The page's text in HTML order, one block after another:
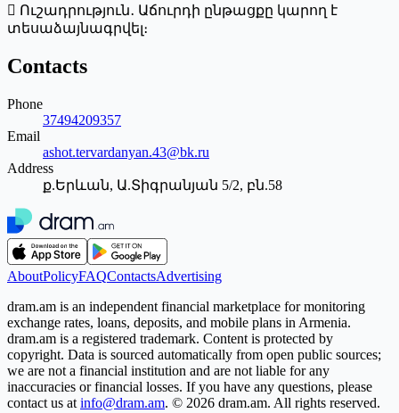
 Ուշադրություն․ Աճուրդի ընթացքը կարող է
տեսաձայնագրվել։
Contacts
Phone
37494209357
Email
ashot.tervardanyan.43@bk.ru
Address
ք.Երևան, Ա.Տիգրանյան 5/2, բն.58
AboutPolicyFAQContactsAdvertising
dram.am is an independent financial marketplace for monitoring
exchange rates, loans, deposits, and mobile plans in Armenia.
dram.am is a registered trademark. Content is protected by
copyright. Data is sourced automatically from open public sources;
we are not a financial institution and are not liable for any
inaccuracies or financial losses. If you have any questions, please
contact us at info@dram.am. © 2026 dram.am. All rights reserved.